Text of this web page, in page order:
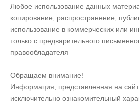
Любое использование данных
копирование, распространение,
использование в коммерческих или
только с предварительного
правообладателя
Обращаем внимание!
Информация, представленная на
исключительно ознакомительный